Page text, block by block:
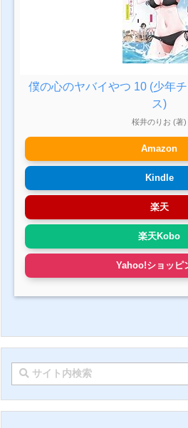
僕の心のヤバイやつ 10 (少年
ス)
桜井のりお (著)
Amazon
Kindle
楽天
楽天Kobo
Yahoo!ショッピ